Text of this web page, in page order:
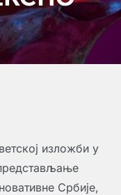
индустрије
Публикације
Контакт
изложби у
Србије,